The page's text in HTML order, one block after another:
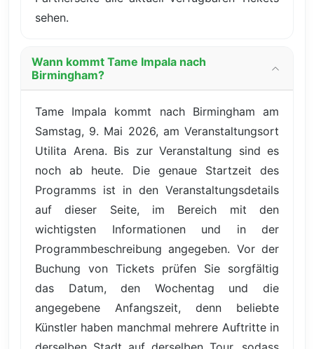
sehen.
Wann kommt Tame Impala nach
Birmingham?
Tame Impala kommt nach Birmingham am
Samstag, 9. Mai 2026, am Veranstaltungsort
Utilita Arena. Bis zur Veranstaltung sind es
noch ab heute. Die genaue Startzeit des
Programms ist in den Veranstaltungsdetails
auf dieser Seite, im Bereich mit den
wichtigsten Informationen und in der
Programmbeschreibung angegeben. Vor der
Buchung von Tickets prüfen Sie sorgfältig
das Datum, den Wochentag und die
angegebene Anfangszeit, denn beliebte
Künstler haben manchmal mehrere Auftritte in